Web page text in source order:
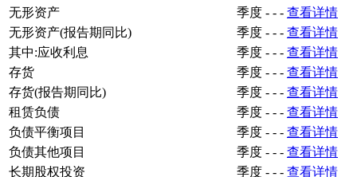
无形资产
季度 - - - 查看详情
无形资产(报告期同比)
季度 - - - 查看详情
其中:应收利息
季度 - - - 查看详情
存货
季度 - - - 查看详情
存货(报告期同比)
季度 - - - 查看详情
租赁负债
季度 - - - 查看详情
负债平衡项目
季度 - - - 查看详情
负债其他项目
季度 - - - 查看详情
长期股权投资
季度 - - - 查看详情